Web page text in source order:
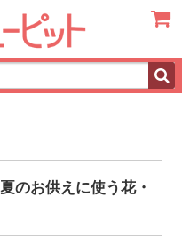
のお供えに使う花・